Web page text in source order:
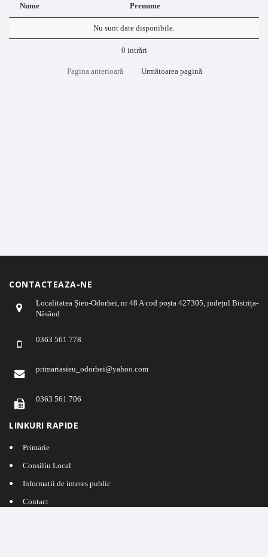
Nume Prenume
Nu sunt date disponibile.
0 intrări
Pagina anterioară Următoarea pagină
CONTACTEAZA-NE
Localitatea Șieu-Odorhei, nr 48 A cod poșta 427305, județul Bistrița-
Năsăud
0363 561 778
primariasieu_odorhei@yahoo.com
0363 561 706
LINKURI RAPIDE
Primarie
Consiliu Local
Informatii de interes public
Contact